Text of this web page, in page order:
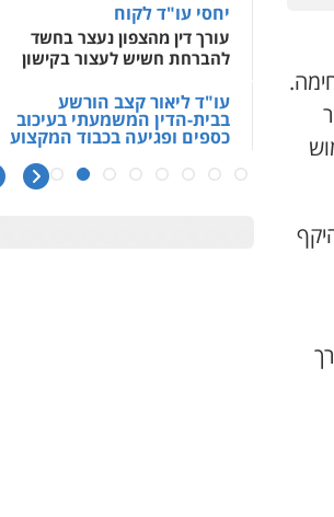
יחסי עו"ד לקוח
עורך דין מהצפון נעצר בחשד
להברחת חשיש לעצור בקישון
עו"ד ליאור קצב הורשע
בבית-הדין המשמעתי בעיכוב
כספים ופגיעה בכבוד המקצוע
חודש בלבד לאחר שהופיע בכנס
לשכת עורכי הדין, קצב הורשע